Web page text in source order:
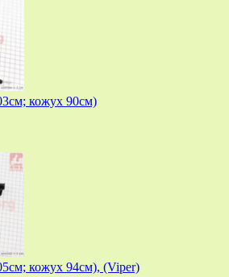
кожух 90см)
кожух 94см), (Viper)